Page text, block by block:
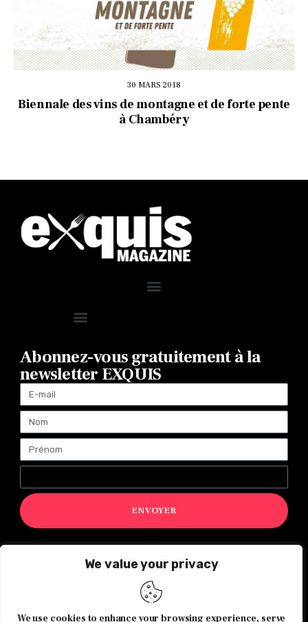
We value your privacy
We use cookies to enhance your browsing experience, serve
30 MARS 2018
Biennale des vins de montagne et de forte pente
à Chambéry
Abonnez-vous gratuitement à la
newsletter EXQUIS
ENVOYER
Magazine Exquis© 2026 Tous droits réservés -Made with ♥️
byAgence de communication JOUR J